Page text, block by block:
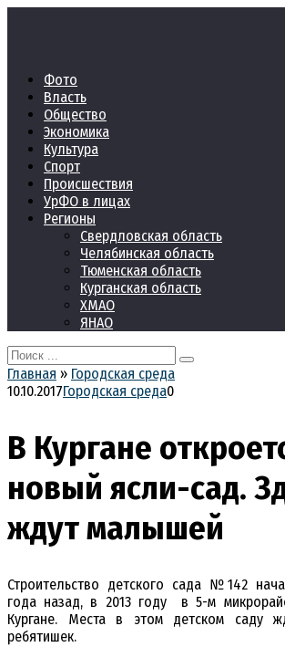
Фото
Власть
Общество
Экономика
Культура
Спорт
Происшествия
УрФО в лицах
Регионы
Свердловская область
Челябинская область
Тюменская область
Курганская область
ХМАО
ЯНАО
Search
for:
Главная » Городская среда
10.10.2017Городская среда0
В Кургане
новый ясли-сад.
ждут малышей
Строительство детского сада №142
года назад, в 2013 году в 5-м
Кургане. Места в этом детском саду
ребятишек.